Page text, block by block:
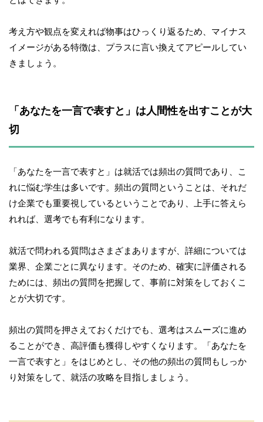
考え方や観点を変えれば物事はひっくり返るため、マイナス
イメージがある特徴は、プラスに言い換えてアピールしてい
きましょう。
「あなたを一言で表すと」は人間性を出すことが大
切
「あなたを一言で表すと」は就活では頻出の質問であり、こ
れに悩む学生は多いです。頻出の質問ということは、それだ
け企業でも重要視しているということであり、上手に答えら
れれば、選考でも有利になります。
就活で問われる質問はさまざまありますが、詳細については
業界、企業ごとに異なります。そのため、確実に評価される
ためには、頻出の質問を把握して、事前に対策をしておくこ
とが大切です。
頻出の質問を押さえておくだけでも、選考はスムーズに進め
ることができ、高評価も獲得しやすくなります。「あなたを
一言で表すと」をはじめとし、その他の頻出の質問もしっか
り対策をして、就活の攻略を目指しましょう。